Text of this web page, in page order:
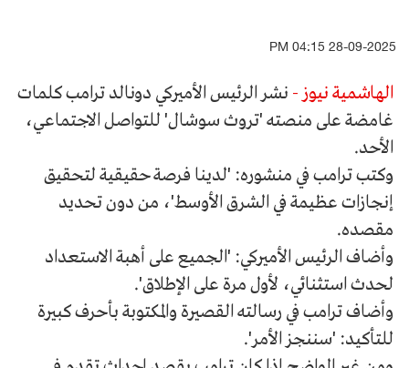
28-09-2025 04:15 PM
الهاشمية نيوز - نشر الرئيس الأميركي دونالد ترامب كلمات
غامضة على منصته 'تروث سوشال' للتواصل الاجتماعي،
الأحد.
وكتب ترامب في منشوره: 'لدينا فرصة حقيقية لتحقيق
إنجازات عظيمة في الشرق الأوسط'، من دون تحديد
مقصده.
وأضاف الرئيس الأميركي: 'الجميع على أهبة الاستعداد
لحدث استثنائي، لأول مرة على الإطلاق'.
وأضاف ترامب في رسالته القصيرة والمكتوبة بأحرف كبيرة
للتأكيد: 'سننجز الأمر'.